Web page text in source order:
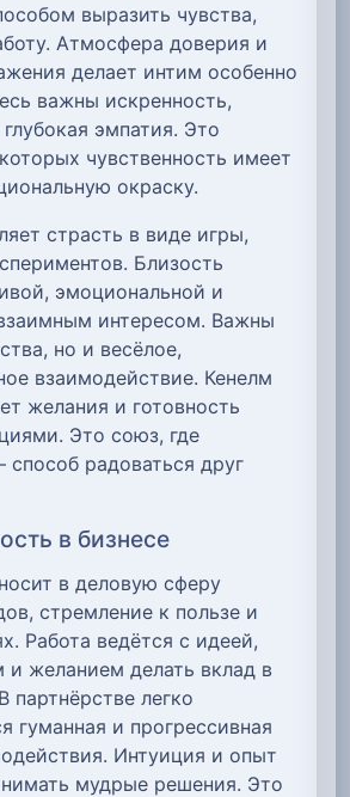
выразить чувства,
Атмосфера доверия и
делает интим особенно
важны искренность,
эмпатия. Это
чувственность имеет
окраску.
страсть в виде игры,
Близость
эмоциональной и
интересом. Важны
но и весёлое,
взаимодействие. Кенелм
желания и готовность
Это союз, где
радоваться друг
в бизнесе
в деловую сферу
стремление к пользе и
Работа ведётся с идеей,
и желанием делать вклад в
партнёрстве легко
гуманная и прогрессивная
Интуиция и опыт
мудрые решения. Это